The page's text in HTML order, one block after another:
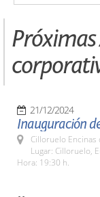
21/12/2024
Inauguración
Cilloruelo Encinas
Lugar: Cilloruelo,
Hora: 19:30 h.